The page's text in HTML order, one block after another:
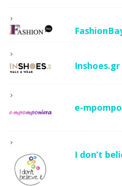
Inshoes.gr
e-
I don’t